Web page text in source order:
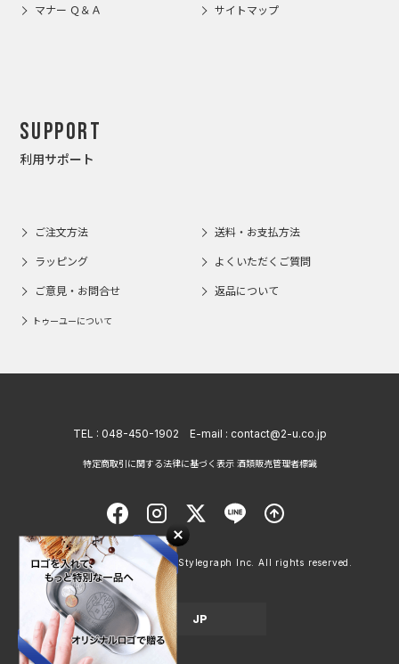
マナー Ｑ＆Ａ サイトマップ
Support
利用サポート
ご注文方法 送料・お支払方法
ラッピング よくいただくご質問
ご意見・お問合せ 返品について
トゥーユーについて
TEL : 048-450-1902 E-mail : contact@2-u.co.jp
特定商取引に関する法律に基づく表示 酒類販売管理者標識
Copyright © 1998 - 2026 Stylegraph Inc. All rights reserved.
JP